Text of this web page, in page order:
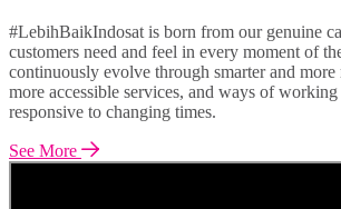
#LebihBaikIndosat is born from our genuine
customers need and feel in every moment of
continuously evolve through smarter and more
more accessible services, and ways of
responsive to changing times.
See More